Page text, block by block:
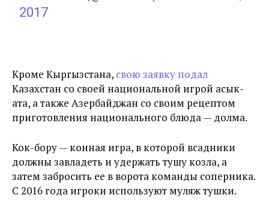
2017
Кроме Кыргызстана, свою заявку подал
Казахстан со своей национальной игрой асык-
ата, а также Азербайджан со своим рецептом
приготовления национального блюда — долма.
Кок-бору — конная игра, в которой всадники
должны завладеть и удержать тушу козла, а
затем забросить ее в ворота команды соперника.
С 2016 года игроки используют муляж тушки.